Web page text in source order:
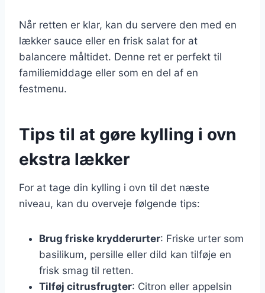
Når retten er klar, kan du servere den med en
lækker sauce eller en frisk salat for at
balancere måltidet. Denne ret er perfekt til
familiemiddage eller som en del af en
festmenu.
Tips til at gøre kylling i ovn
ekstra lækker
For at tage din kylling i ovn til det næste
niveau, kan du overveje følgende tips:
Brug friske krydderurter: Friske urter som
basilikum, persille eller dild kan tilføje en
frisk smag til retten.
Tilføj citrusfrugter: Citron eller appelsin